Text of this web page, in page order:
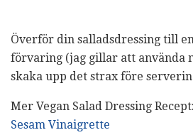
Överför din salladsdressing till
förvaring (jag gillar att använda
skaka upp det strax före
Mer Vegan Salad Dressing Recept:
Sesam Vinaigrette